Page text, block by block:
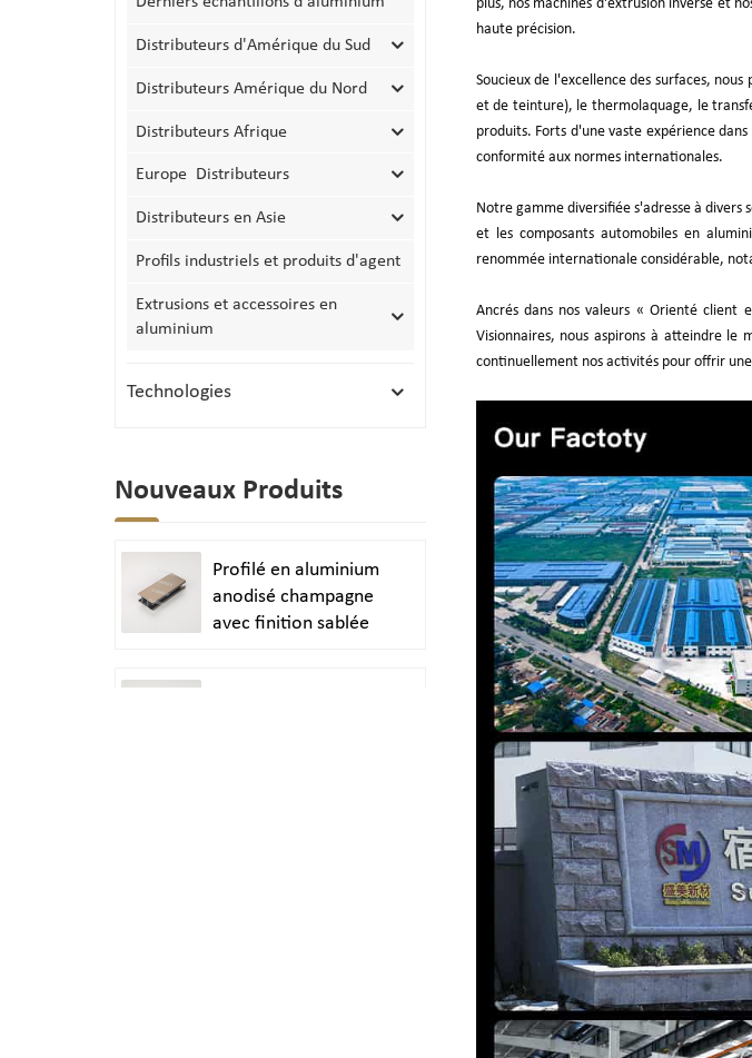
plus, nos machines d'extrusion inverse et
haute précision.
Soucieux de l'excellence des surfaces,
et de teinture), le thermolaquage, le
produits. Forts d'une vaste expérience
conformité aux normes internationales.
Notre gamme diversifiée s'adresse à
et les composants automobiles en
renommée internationale considérable,
Ancrés dans nos valeurs « Orienté client
Visionnaires, nous aspirons à atteindre
continuellement nos activités pour offrir
Distributeurs d'Amérique du Sud
Distributeurs Amérique du Nord
Distributeurs Afrique
Europe Distributeurs
Distributeurs en Asie
Profils industriels et produits d'agent
Extrusions et accessoires en
aluminium
Technologies
Nouveaux Produits
Profilé en aluminium
anodisé champagne
avec finition sablée